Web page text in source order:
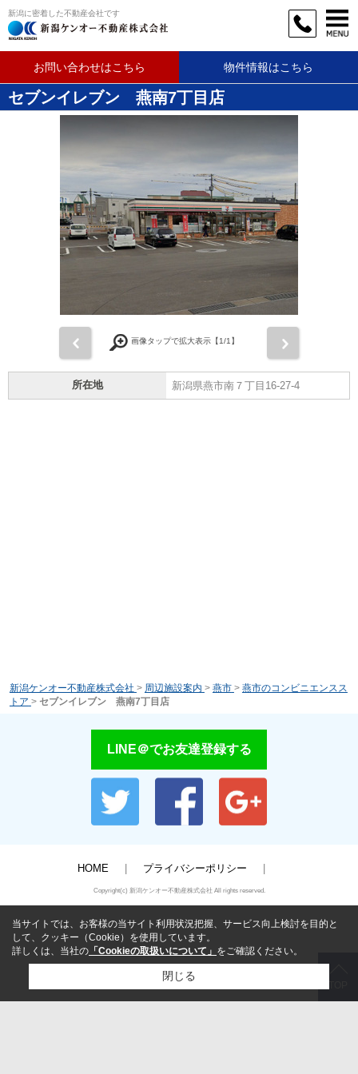
新潟に密着した不動産会社です
お問い合わせはこちら 物件情報はこちら
セブンイレブン 燕南7丁目店
画像タップで拡大表示【1/1】
所在地 新潟県燕市南７丁目16-27-4
新潟ケンオー不動産株式会社 > 周辺施設案内 > 燕市 > 燕市のコンビニエンスス
トア > セブンイレブン 燕南7丁目店
LINE＠でお友達登録する
HOME プライバシーポリシー
Copyright(c) 新潟ケンオー不動産株式会社 All rights reserved.
当サイトでは、お客様の当サイト利用状況把握、サービス向上検討を目的と
して、クッキー（Cookie）を使用しています。
詳しくは、当社の 「Cookieの取扱いについて」 をご確認ください。
閉じる